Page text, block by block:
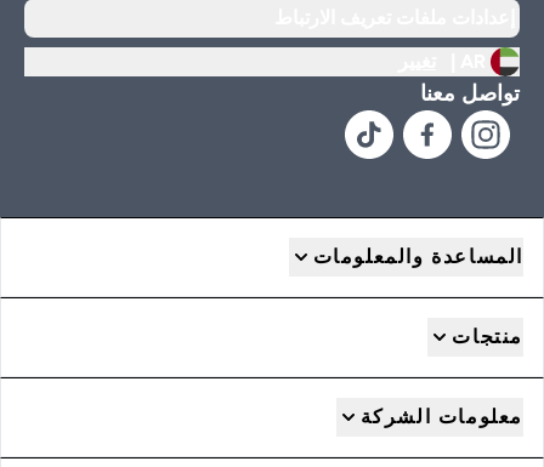
تواصل معنا
المساعدة والمعلومات
منتجات
معلومات الشركة